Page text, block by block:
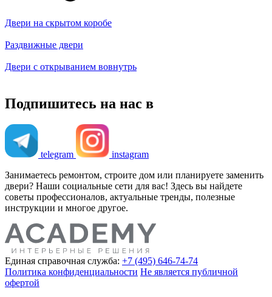
Двери на скрытом коробе
Раздвижные двери
Двери с открыванием вовнутрь
Подпишитесь на нас в
telegram
instagram
Занимаетесь ремонтом, строите дом или планируете заменить
двери? Наши социальные сети для вас! Здесь вы найдете
советы профессионалов, актуальные тренды, полезные
инструкции и многое другое.
Единая справочная служба: +7 (495) 646-74-74
Политика конфиденциальности Не является публичной
офертой